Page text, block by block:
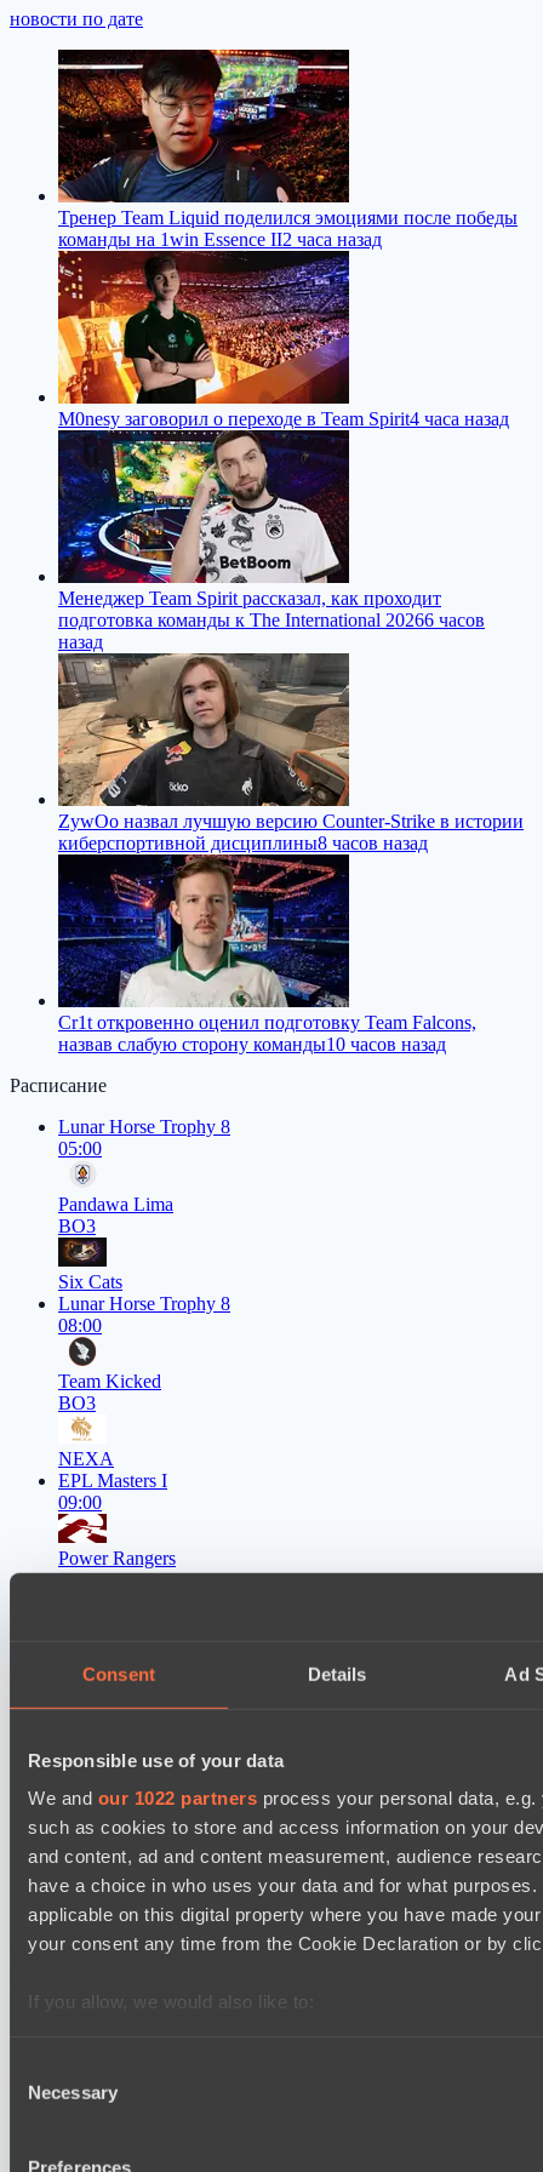
Consent Details Ad
Responsible use of your data
We and our 1022 partners process your personal data,
such as cookies to store and access information on your
and content, ad and content measurement, audience
have a choice in who uses your data and for what
applicable on this digital property where you have made
your consent any time from the Cookie Declaration or by
If you allow, we would also like to:
Identify your device by actively scanning it for
section
Selection
Necessary
Preferences
новости по дате
Тренер Team Liquid поделился эмоциями после победы
команды на 1win Essence II2 часа назад
M0nesy заговорил о переходе в Team Spirit4 часа назад
Менеджер Team Spirit рассказал, как проходит
подготовка команды к The International 20266 часов
назад
ZywOo назвал лучшую версию Counter-Strike в истории
киберспортивной дисциплины8 часов назад
Cr1t откровенно оценил подготовку Team Falcons,
назвав слабую сторону команды10 часов назад
Расписание
Lunar Horse Trophy 8
05:00
Pandawa Lima
BO3
Six Cats
Lunar Horse Trophy 8
08:00
Team Kicked
BO3
NEXA
EPL Masters I
09:00
Power Rangers
BO3
09:00
BO3
EPL Masters I
15:00
Ilbirs eSports
Team Jenz
Последние результаты